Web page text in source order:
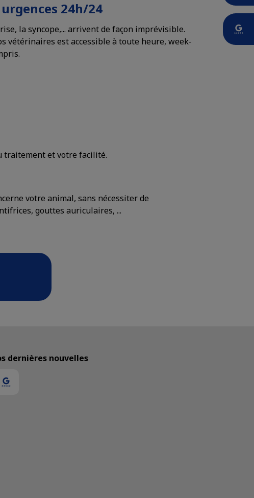
24h/24
la syncope,... arrivent de façon imprévisible.
vétérinaires est accessible à toute heure, week-
traitement et votre facilité.
votre animal, sans nécessiter de
gouttes auriculaires, ...
dernières nouvelles